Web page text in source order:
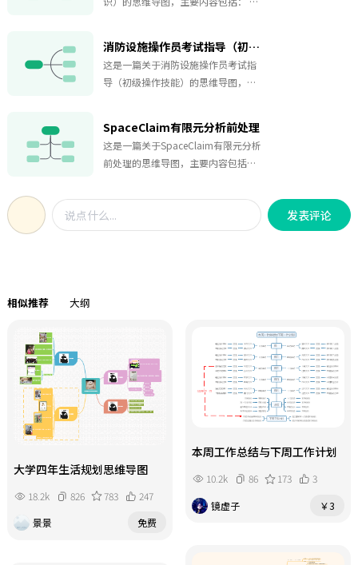
识， 职业培训基本知识，人才评价基
本知识， 现代职业培训信息技术知
识， 职业培训与经济社会发展知识，
消防设施操作员考试指导（初级操作技能）
这是一篇关于消防设施操作员考试指
导（初级操作技能）的思维导图，主
培训模块三 消防设施保养 77。
SpaceClaim有限元分析前处理
这是一篇关于SpaceClaim有限元分析
前处理的思维导图，主要内容包括：
学者建立知识框架，还是对于有一定
基础的用户进行知识巩固和查漏补
缺，都具有重要的参考价值。
发表评论
相似推荐 大纲
大学四年生活规划思维导图
18.2k 826 783
247
景景
免费
本周工作总结与下周工作计划
10.2k 86 173
3
镜虚子
￥3